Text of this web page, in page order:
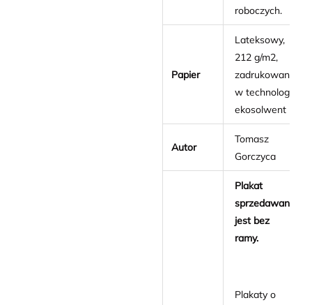
roboczych.
Papier
Lateksowy,
212 g/m2,
zadrukowany
w technologii
ekosolwent
Autor
Tomasz
Gorczyca
Plakat
sprzedawany
jest bez
ramy.
Plakaty o